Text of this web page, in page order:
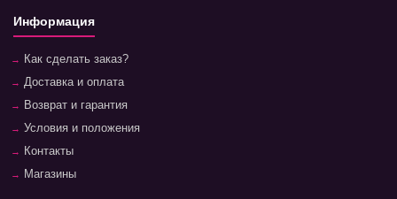
Информация
Как сделать заказ?
Доставка и оплата
Возврат и гарантия
Условия и положения
Контакты
Магазины